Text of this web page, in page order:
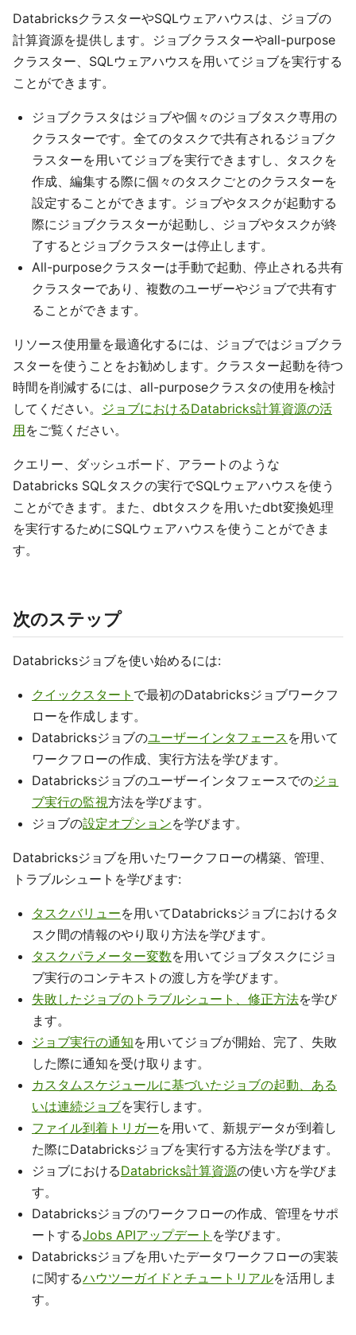
DatabricksクラスターやSQLウェアハウスは、ジョブの
計算資源を提供します。ジョブクラスターやall-purpose
クラスター、SQLウェアハウスを用いてジョブを実行する
ことができます。
ジョブクラスタはジョブや個々のジョブタスク専用の
クラスターです。全てのタスクで共有されるジョブク
ラスターを用いてジョブを実行できますし、タスクを
作成、編集する際に個々のタスクごとのクラスターを
設定することができます。ジョブやタスクが起動する
際にジョブクラスターが起動し、ジョブやタスクが終
了するとジョブクラスターは停止します。
All-purposeクラスターは手動で起動、停止される共有
クラスターであり、複数のユーザーやジョブで共有す
ることができます。
リソース使用量を最適化するには、ジョブではジョブクラ
スターを使うことをお勧めします。クラスター起動を待つ
時間を削減するには、all-purposeクラスタの使用を検討
してください。 ジョブにおけるDatabricks計算資源の活
用をご覧ください。
クエリー、ダッシュボード、アラートのような
Databricks SQLタスクの実行でSQLウェアハウスを使う
ことができます。また、dbtタスクを用いたdbt変換処理
を実行するためにSQLウェアハウスを使うことができま
す。
次のステップ
Databricksジョブを使い始めるには:
クイックスタート で最初のDatabricksジョブワークフ
ローを作成します。
Databricksジョブのユーザーインタフェース を用いて
ワークフローの作成、実行方法を学びます。
Databricksジョブのユーザーインタフェースでのジョ
ブ実行の監視方法を学びます。
ジョブの設定オプションを学びます。
Databricksジョブを用いたワークフローの構築、管理、
トラブルシュートを学びます:
タスクバリューを用いてDatabricksジョブにおけるタ
スク間の情報のやり取り方法を学びます。
タスクパラメーター変数を用いてジョブタスクにジョ
ブ実行のコンテキストの渡し方を学びます。
失敗したジョブのトラブルシュート、修正方法を学び
ます。
ジョブ実行の通知を用いてジョブが開始、完了、失敗
した際に通知を受け取ります。
カスタムスケジュールに基づいたジョブの起動、ある
いは連続ジョブを実行します。
ファイル到着トリガーを用いて、新規データが到着し
た際にDatabricksジョブを実行する方法を学びます。
ジョブにおけるDatabricks計算資源の使い方を学びま
す。
Databricksジョブのワークフローの作成、管理をサポ
ートするJobs APIアップデート を学びます。
Databricksジョブを用いたデータワークフローの実装
に関するハウツーガイドとチュートリアルを活用しま
す。